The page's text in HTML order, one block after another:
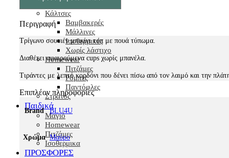
Μάλλινα
Κάλτσες
Βαμβακερές
Μάλλινες
Ισοθερμικές
Χωρίς λάστιχο
Homewear
Πιτζάμες
Ρόμπες
Παντόφλες
Στρατός
Παιδικά
Μαγιό
Homewear
Πιτζάμες
Ισοθερμικα
ΠΡΟΣΦΟΡΕΣ
Περιγραφή
Τρίγωνο σουτιέν μπικίνι τοπ με πουά τύπωμα.
Διαθέτει αφαιρούμενα cups χωρίς μπανέλα.
Τιράντες με λεπτό κορδόνι που δένει πίσω από τον λαιμό και την
Επιπλέον πληροφορίες
Brand BLU4U
Χρώμα Μαύρο